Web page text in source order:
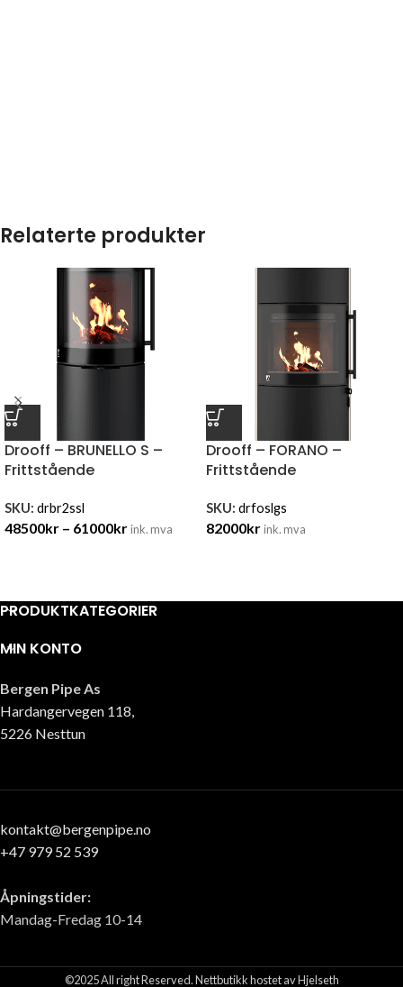
Relaterte produkter
Drooff – BRUNELLO S –
Frittstående
SKU: drbr2ssl
48500kr – 61000krink. mva
Drooff – FORANO –
Frittstående
SKU: drfoslgs
82000krink. mva
PRODUKTKATEGORIER
MIN KONTO
Bergen Pipe As
Hardangervegen 118,
5226 Nesttun
kontakt@bergenpipe.no
+47 979 52 539
Åpningstider:
Mandag-Fredag 10-14
©2025 All right Reserved. Nettbutikk hostet av Hjelseth